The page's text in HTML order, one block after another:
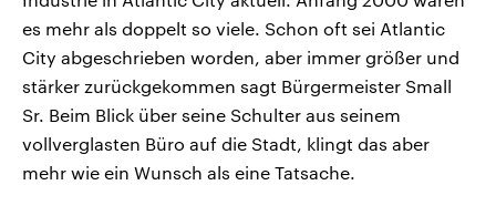
es mehr als doppelt so viele. Schon oft sei Atlantic
City abgeschrieben worden, aber immer größer und
stärker zurückgekommen sagt Bürgermeister Small
Sr. Beim Blick über seine Schulter aus seinem
vollverglasten Büro auf die Stadt, klingt das aber
mehr wie ein Wunsch als eine Tatsache.